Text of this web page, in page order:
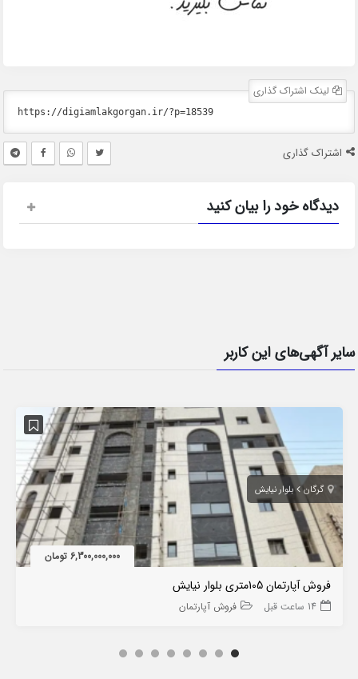
لینک اشتراک گذاری
اشتراک گذاری
دیدگاه خود را بیان کنید
سایر آگهی‌های این کاربر
گرگان بلوار نیایش
6,300,000,000 تومان
فروش آپارتمان 105متری بلوار نیایش
14 ساعت قبل فروش آپارتمان